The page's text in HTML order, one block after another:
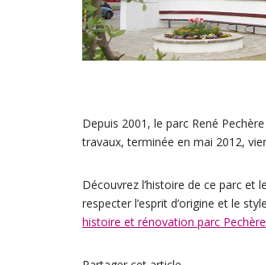
Depuis 2001, le parc René
travaux, terminée en mai 2012,
Découvrez l’histoire de ce parc
respecter l’esprit d’origine et le
histoire et rénovation parc Pechère